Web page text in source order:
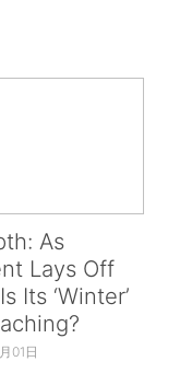
As
Lays Off
Its ‘Winter’
01日